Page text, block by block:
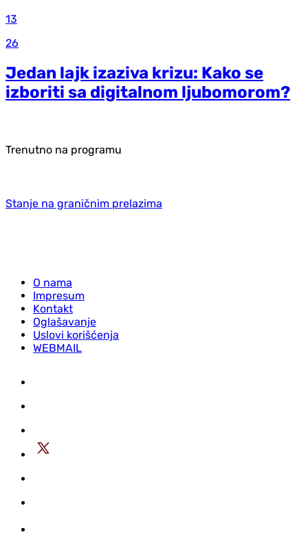
13
26
Jedan lajk izaziva krizu: Kako se
izboriti sa digitalnom ljubomorom?
Trenutno na programu
Stanje na graničnim prelazima
O nama
Impresum
Kontakt
Oglašavanje
Uslovi korišćenja
WEBMAIL